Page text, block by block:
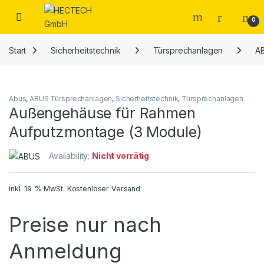
Open 0
Start Sicherheitstechnik Türsprechanlagen
Abus,ABUS Türsprechanlagen, Sicherheitstechnik, Türsprechanlagen
Außengehäuse für Rahmen
Aufputzmontage (3 Module)
Availability: Nicht vorrätig
inkl. 19 % MwSt. Kostenloser Versand
Preise nur nach
Anmeldung